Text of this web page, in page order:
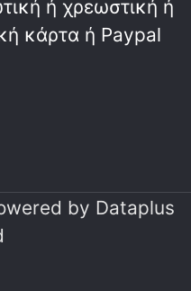
ή χρεωστική ή
κάρτα ή Paypal
by Dataplus